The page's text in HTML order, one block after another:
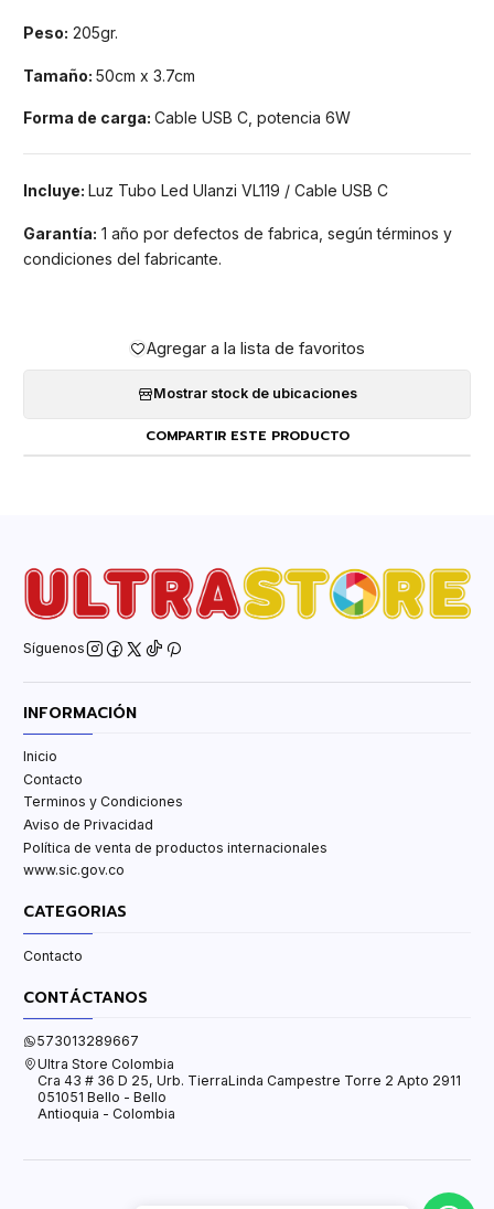
Peso: 205gr.
Tamaño: 50cm x 3.7cm
Forma de carga: Cable USB C, potencia 6W
Incluye: Luz Tubo Led Ulanzi VL119 / Cable USB C
Garantía: 1 año por defectos de fabrica, según términos y
condiciones del fabricante.
Agregar a la lista de favoritos
Mostrar stock de ubicaciones
COMPARTIR ESTE PRODUCTO
Síguenos
INFORMACIÓN
Inicio
Contacto
Terminos y Condiciones
Aviso de Privacidad
Política de venta de productos internacionales
www.sic.gov.co
CATEGORIAS
Contacto
CONTÁCTANOS
573013289667
Ultra Store Colombia
Cra 43 # 36 D 25, Urb. TierraLinda Campestre Torre 2 Apto 2911
051051 Bello - Bello
Antioquia - Colombia